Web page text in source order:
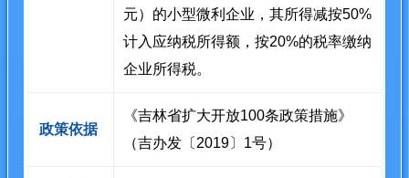
元）的小型微利企业，其所得减按50%
计入应纳税所得额，按20%的税率缴纳
企业所得税。
政策依据
《吉林省扩大开放100条政策措施》
（吉办发〔2019〕1号）